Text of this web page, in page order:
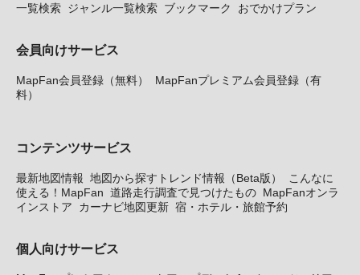
一覧検索 ジャンル一覧検索 ブックマーク おでかけプラン
会員向けサービス
MapFan会員登録（無料）
MapFanプレミアム会員登録（有
料）
コンテンツサービス
最新地図情報 地図から探すトレンド情報（Beta版）
こんなに
使える！MapFan 道路走行調査で見つけたもの MapFanオンラ
インストア
カーナビ地図更新 宿・ホテル・旅館予約
個人向けサービス